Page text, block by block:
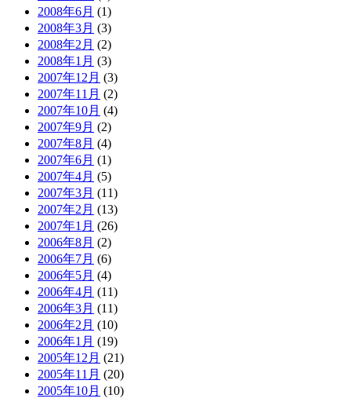
2008年6月 (1)
2008年3月 (3)
2008年2月 (2)
2008年1月 (3)
2007年12月 (3)
2007年11月 (2)
2007年10月 (4)
2007年9月 (2)
2007年8月 (4)
2007年6月 (1)
2007年4月 (5)
2007年3月 (11)
2007年2月 (13)
2007年1月 (26)
2006年8月 (2)
2006年7月 (6)
2006年5月 (4)
2006年4月 (11)
2006年3月 (11)
2006年2月 (10)
2006年1月 (19)
2005年12月 (21)
2005年11月 (20)
2005年10月 (10)